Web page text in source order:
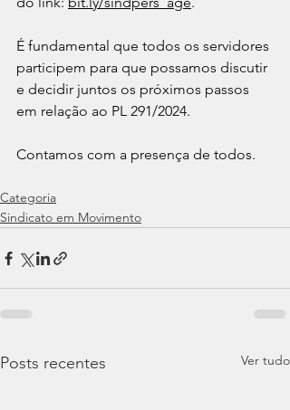
É fundamental que todos os servidores
participem para que possamos discutir
e decidir juntos os próximos passos
em relação ao PL 291/2024.
Contamos com a presença de todos.
Categoria
Sindicato em Movimento
Posts recentes Ver tudo